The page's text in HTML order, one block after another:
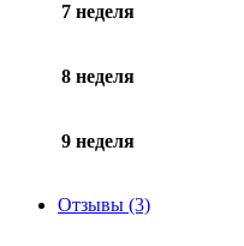
7 неделя
8 неделя
9 неделя
Отзывы (3)